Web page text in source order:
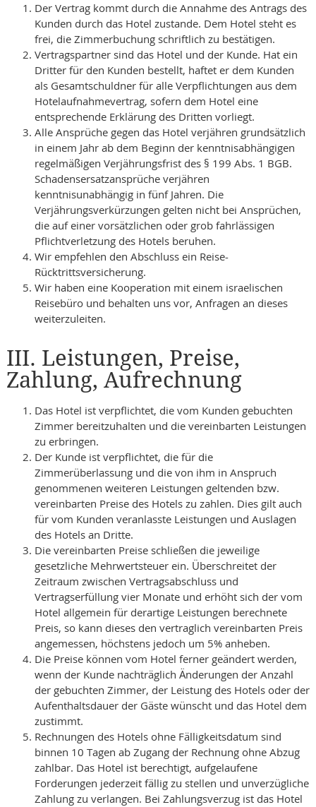
Der Vertrag kommt durch die Annahme des Antrags des
Kunden durch das Hotel zustande. Dem Hotel steht es
frei, die Zimmerbuchung schriftlich zu bestätigen.
Vertragspartner sind das Hotel und der Kunde. Hat ein
Dritter für den Kunden bestellt, haftet er dem Kunden
als Gesamtschuldner für alle Verpflichtungen aus dem
Hotelaufnahmevertrag, sofern dem Hotel eine
entsprechende Erklärung des Dritten vorliegt.
Alle Ansprüche gegen das Hotel verjähren grundsätzlich
in einem Jahr ab dem Beginn der kenntnisabhängigen
regelmäßigen Verjährungsfrist des § 199 Abs. 1 BGB.
Schadensersatzansprüche verjähren
kenntnisunabhängig in fünf Jahren. Die
Verjährungsverkürzungen gelten nicht bei Ansprüchen,
die auf einer vorsätzlichen oder grob fahrlässigen
Pflichtverletzung des Hotels beruhen.
Wir empfehlen den Abschluss ein Reise-
Rücktrittsversicherung.
Wir haben eine Kooperation mit einem israelischen
Reisebüro und behalten uns vor, Anfragen an dieses
weiterzuleiten.
III. Leistungen, Preise,
Zahlung, Aufrechnung
Das Hotel ist verpflichtet, die vom Kunden gebuchten
Zimmer bereitzuhalten und die vereinbarten Leistungen
zu erbringen.
Der Kunde ist verpflichtet, die für die
Zimmerüberlassung und die von ihm in Anspruch
genommenen weiteren Leistungen geltenden bzw.
vereinbarten Preise des Hotels zu zahlen. Dies gilt auch
für vom Kunden veranlasste Leistungen und Auslagen
des Hotels an Dritte.
Die vereinbarten Preise schließen die jeweilige
gesetzliche Mehrwertsteuer ein. Überschreitet der
Zeitraum zwischen Vertragsabschluss und
Vertragserfüllung vier Monate und erhöht sich der vom
Hotel allgemein für derartige Leistungen berechnete
Preis, so kann dieses den vertraglich vereinbarten Preis
angemessen, höchstens jedoch um 5% anheben.
Die Preise können vom Hotel ferner geändert werden,
wenn der Kunde nachträglich Änderungen der Anzahl
der gebuchten Zimmer, der Leistung des Hotels oder der
Aufenthaltsdauer der Gäste wünscht und das Hotel dem
zustimmt.
Rechnungen des Hotels ohne Fälligkeitsdatum sind
binnen 10 Tagen ab Zugang der Rechnung ohne Abzug
zahlbar. Das Hotel ist berechtigt, aufgelaufene
Forderungen jederzeit fällig zu stellen und unverzügliche
Zahlung zu verlangen. Bei Zahlungsverzug ist das Hotel